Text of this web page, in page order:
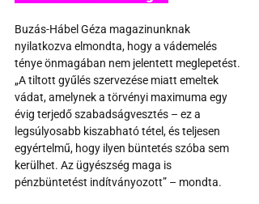
Buzás-Hábel Géza magazinunknak
nyilatkozva elmondta, hogy a vádemelés
ténye önmagában nem jelentett meglepetést.
„A tiltott gyűlés szervezése miatt emeltek
vádat, amelynek a törvényi maximuma egy
évig terjedő szabadságvesztés – ez a
legsúlyosabb kiszabható tétel, és teljesen
egyértelmű, hogy ilyen büntetés szóba sem
kerülhet. Az ügyészség maga is
pénzbüntetést indítványozott” – mondta.